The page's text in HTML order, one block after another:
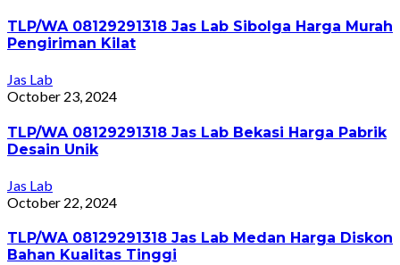
TLP/WA 08129291318 Jas Lab Sibolga Harga Murah
Pengiriman Kilat
Jas Lab
October 23, 2024
TLP/WA 08129291318 Jas Lab Bekasi Harga Pabrik
Desain Unik
Jas Lab
October 22, 2024
TLP/WA 08129291318 Jas Lab Medan Harga Diskon
Bahan Kualitas Tinggi